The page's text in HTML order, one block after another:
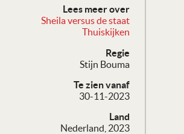
Lees meer over
Sheila versus de staat
Thuiskijken
Regie
Stijn Bouma
Te zien vanaf
30-11-2023
Land
Nederland, 2023